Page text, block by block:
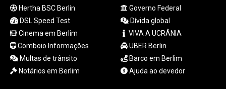
SZL 18.722767
THB 38.210709
TJS 10.633568
TRY 55.144784
TTD 7.812903
Hertha BSC Berlin
DSL Speed Test
Cinema em Berlim
Comboio Informações
Multas de trânsito
Notários em Berlim
Governo Federal
Dívida global
VIVA A UCRÂNIA
UBER Berlin
Barco em Berlim
Ajuda ao devedor